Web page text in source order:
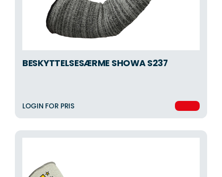
BESKYTTELSESÆRME SHOWA S237
LOGIN FOR PRIS